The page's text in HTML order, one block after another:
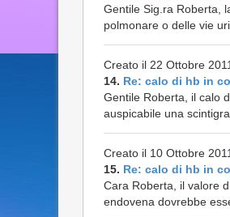
Gentile Sig.ra Roberta,
polmonare o delle vie
Creato il 22 Ottobre 2011
14. Re: calo di hb in
Gentile Roberta, il calo
auspicabile una
Creato il 10 Ottobre 2011
15. Re: calo di hb in
Cara Roberta, il valore
endovena dovrebbe